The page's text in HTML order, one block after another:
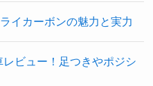
イカーボンの魅力と実力
ビュー！足つきやポジシ